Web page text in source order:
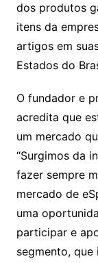
dos produtos
itens da
artigos em
Estados do
O fundador e
acredita que
um mercado
“Surgimos da
fazer sempre
mercado de
uma
participar e
segmento,